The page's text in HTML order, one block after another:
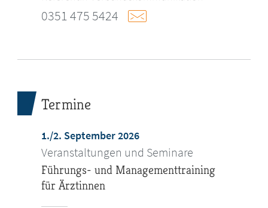
0351 475 5424
Termine
1./2. September 2026
Veranstaltungen und Seminare
Führungs- und Managementtraining
für Ärztinnen